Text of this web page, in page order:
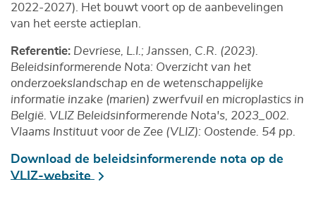
2022-2027). Het bouwt voort op de aanbevelingen
van het eerste actieplan.
Referentie: Devriese, L.I.; Janssen, C.R. (2023).
Beleidsinformerende Nota: Overzicht van het
onderzoekslandschap en de wetenschappelijke
informatie inzake (marien) zwerfvuil en microplastics in
België. VLIZ Beleidsinformerende Nota's, 2023_002.
Vlaams Instituut voor de Zee (VLIZ): Oostende. 54 pp.
Download de beleidsinformerende nota op de
VLIZ-website